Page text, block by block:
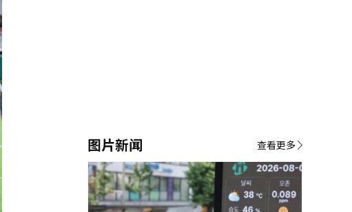
图片新闻 查看更多